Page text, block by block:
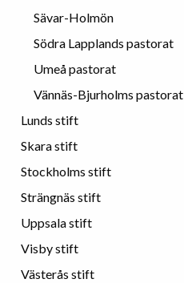
Sävar-Holmön
Södra Lapplands pastorat
Umeå pastorat
Vännäs-Bjurholms pastorat
Lunds stift
Skara stift
Stockholms stift
Strängnäs stift
Uppsala stift
Visby stift
Västerås stift